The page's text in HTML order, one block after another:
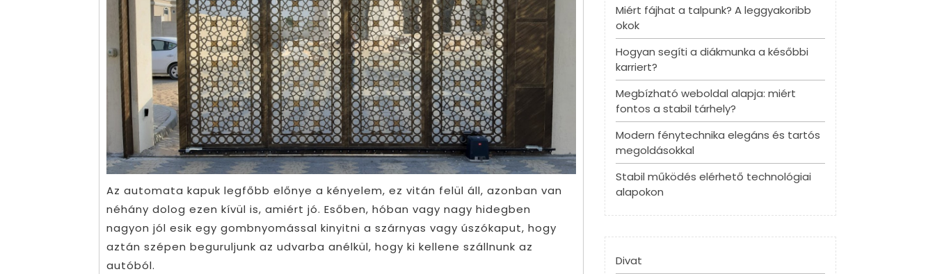
Az automata kapuk legfőbb előnye a kényelem, ez vitán felül áll, azonban van
néhány dolog ezen kívül is, amiért jó. Esőben, hóban vagy nagy hidegben
nagyon jól esik egy gombnyomással kinyitni a szárnyas vagy úszókaput, hogy
aztán szépen beguruljunk az udvarba anélkül, hogy ki kellene szállnunk az
autóból.
Miért fájhat a talpunk? A leggyakoribb
okok
Hogyan segíti a diákmunka a későbbi
karriert?
Megbízható weboldal alapja: miért
fontos a stabil tárhely?
Modern fénytechnika elegáns és tartós
megoldásokkal
Stabil működés elérhető technológiai
alapokon
Divat